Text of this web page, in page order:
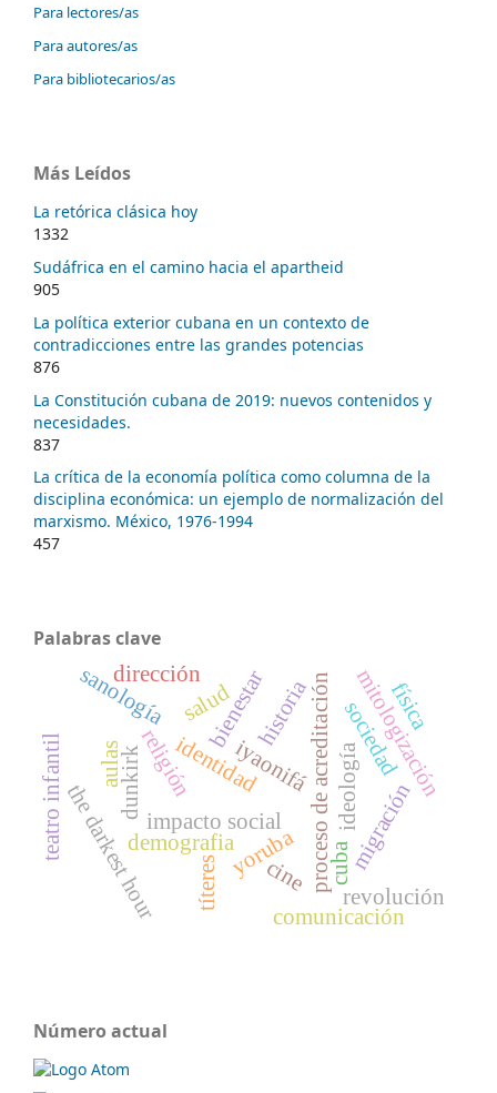
Para lectores/as
Para autores/as
Para bibliotecarios/as
Más Leídos
La retórica clásica hoy
1332
Sudáfrica en el camino hacia el apartheid
905
La política exterior cubana en un contexto de
contradicciones entre las grandes potencias
876
La Constitución cubana de 2019: nuevos contenidos y
necesidades.
837
La crítica de la economía política como columna de la
disciplina económica: un ejemplo de normalización del
marxismo. México, 1976-1994
457
Palabras clave
proceso de acreditación
impacto social
identidadiyaonifá
religión
yoruba cuba
demografia migración
sociedad
the darkest hour
dunkirk
cine
historia
ideologíamitologización
bienestar
salud
sanología
teatro infantil
títeres revolución
física
aulas
dirección
comunicación
Número actual